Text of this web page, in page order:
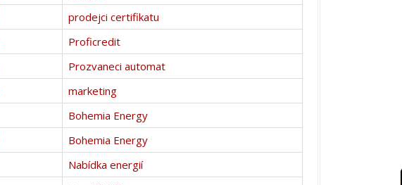
prodejci certifikatu
Proficredit
Prozvaneci automat
marketing
Bohemia Energy
Bohemia Energy
Nabídka energií